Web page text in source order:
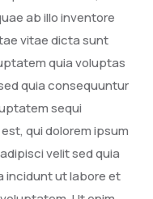
ab illo inventore
vitae dicta sunt
quia voluptas
quia consequuntur
sequi
qui dolorem ipsum
velit sed quia
incidunt ut labore et